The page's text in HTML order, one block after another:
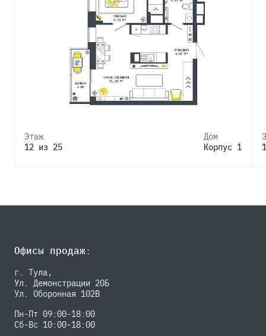
Этаж
12 из 25
Дом
Корпус 1
Офисы продаж:
г. Тула,
Ул. Демонстрации 20Б
Ул. Оборонная 102В
Пн-Пт 09:00-18:00
Сб-Вс 10:00-18:00